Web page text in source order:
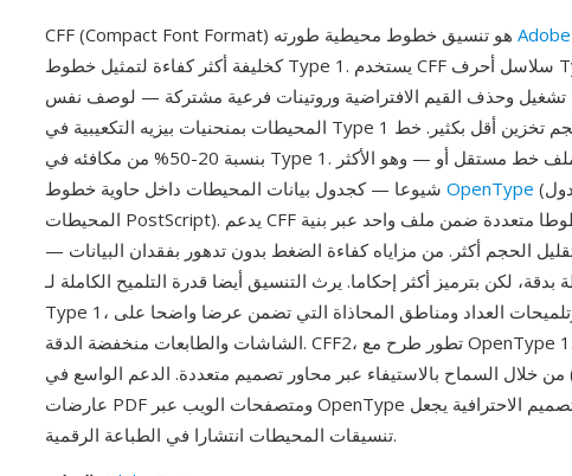
كخليفة أكثر كفاءة لتمثيل خطوط Type 1. يستخدم CFF سلاسل أحرف Type 2 — ترميز محسن يدعم
تشغيل وحذف القيم الافتراضية وروتينات فرعية مشتركة — لوصف نفس
المحيطات بمنحنيات بيزيه التكعيبية في Type 1 لكن بحجم تخزين أقل بكثير. خط CFF نموذجي أصغر
بنسبة 20-50% من مكافئه في Type 1. يمكن للتنسيق أن يعمل كملف خط مستقل أو — وهو الأكثر
OpenType (جدول CFF في ملفات OTF ذات
المحيطات PostScript). يدعم CFF خطوطا متعددة ضمن ملف واحد عبر بنية FontSet، مشاركا الروتينات
الحجم أكثر. من مزاياه كفاءة الضغط بدون تدهور بفقدان البيانات —
لكن بترميز أكثر إحكاما. يرث التنسيق أيضا قدرة التلميح الكاملة لـ
Type 1، بما في ذلك تلميحات الساق وتلميحات العداد ومناطق المحاذاة التي تضمن عرضا واضحا على
الشاشات والطابعات منخفضة الدقة. CFF2، تطور طرح مع OpenType 1.8، يضيف دعما لتباينات
خلال السماح بالاستيفاء عبر محاور تصميم متعددة. الدعم الواسع في
عارضات PDF ومتصفحات الويب عبر OpenType وبرامج التصميم الاحترافية يجعل CFF أحد أكثر
تنسيقات المحيطات انتشارا في الطباعة الرقمية.